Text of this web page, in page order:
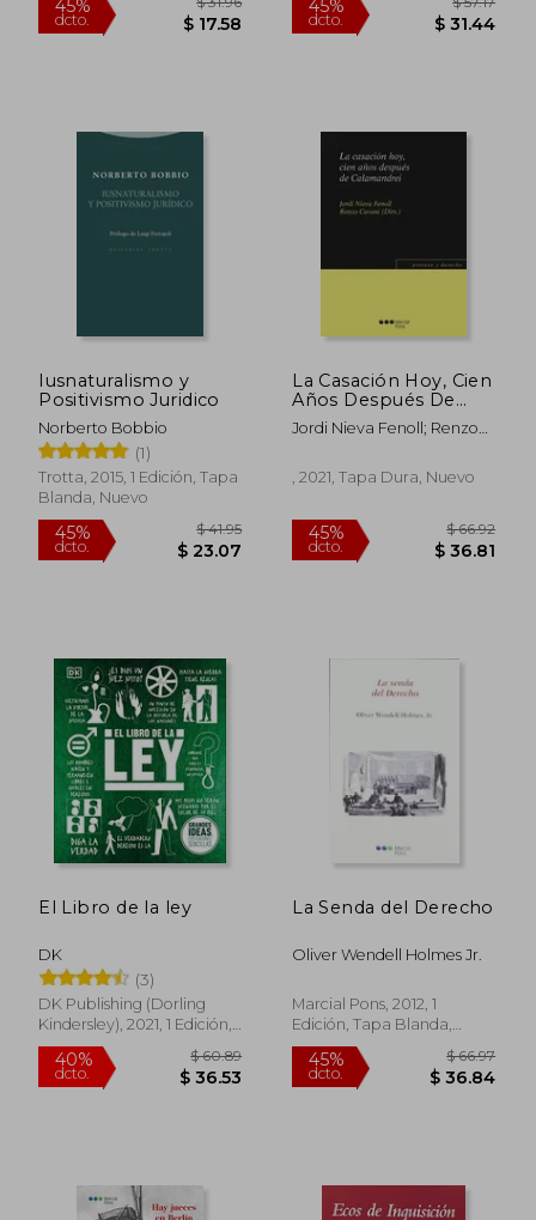
45%
Iusnaturalismo y
Positivismo Juridico
Norberto Bobbio
(1)
Trotta, 2015, 1 Edición, Tapa
Blanda, Nuevo
45%
La Casación Hoy, Cien
Años Después De
Calamandrei
Jordi Nieva Fenoll; Renzo
, 2021, Tapa Dura, Nuevo
45%
El Libro de la ley
DK
(3)
DK Publishing (Dorling
Kindersley), 2021, 1 Edición,
Tapa Dura, Nuevo
La Senda del Derecho
Oliver Wendell Holmes Jr.
Marcial Pons, 2012, 1
Edición, Tapa Blanda,
Nuevo